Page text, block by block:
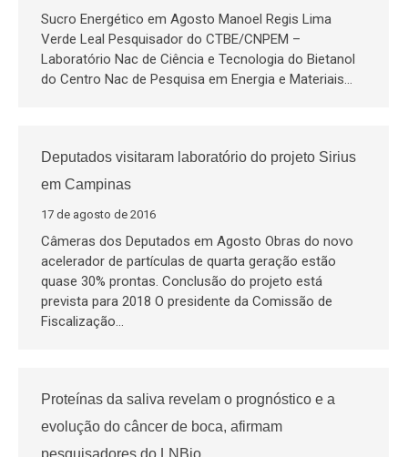
Sucro Energético em Agosto Manoel Regis Lima
Verde Leal Pesquisador do CTBE/CNPEM –
Laboratório Nac de Ciência e Tecnologia do Bietanol
do Centro Nac de Pesquisa em Energia e Materiais…
Deputados visitaram laboratório do projeto Sirius
em Campinas
17 de agosto de 2016
Câmeras dos Deputados em Agosto Obras do novo
acelerador de partículas de quarta geração estão
quase 30% prontas. Conclusão do projeto está
prevista para 2018 O presidente da Comissão de
Fiscalização…
Proteínas da saliva revelam o prognóstico e a
evolução do câncer de boca, afirmam
pesquisadores do LNBio